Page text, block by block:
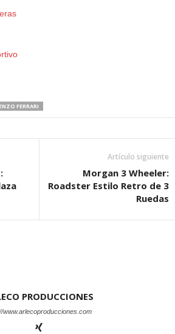
FERRARI
Artículo siguiente
Morgan 3 Wheeler:
Roadster Estilo Retro de 3
Ruedas
PRODUCCIONES
www.arlecoproducciones.com